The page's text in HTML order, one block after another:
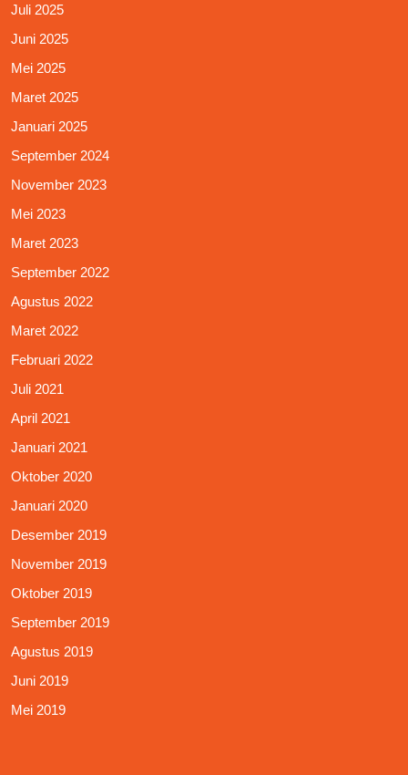
Juli 2025
Juni 2025
Mei 2025
Maret 2025
Januari 2025
September 2024
November 2023
Mei 2023
Maret 2023
September 2022
Agustus 2022
Maret 2022
Februari 2022
Juli 2021
April 2021
Januari 2021
Oktober 2020
Januari 2020
Desember 2019
November 2019
Oktober 2019
September 2019
Agustus 2019
Juni 2019
Mei 2019